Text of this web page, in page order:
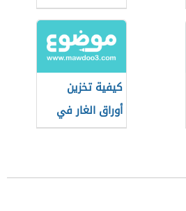
كيفية تخزين
أوراق الغار في
المنزل